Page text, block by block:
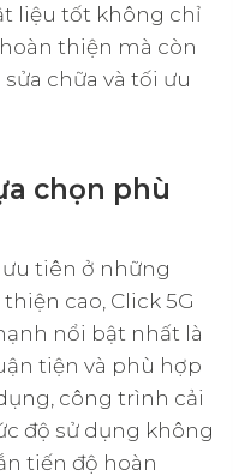
liệu tốt không chỉ
thiện mà còn
chữa và tối ưu
chọn phù
tiên ở những
cao, Click 5G
nổi bật nhất là
tiện và phù hợp
công trình cải
độ sử dụng không
tiến độ hoàn